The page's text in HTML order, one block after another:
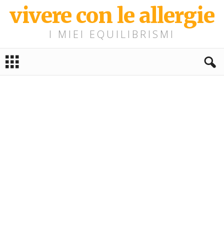
vivere con le allergie
I MIEI EQUILIBRISMI